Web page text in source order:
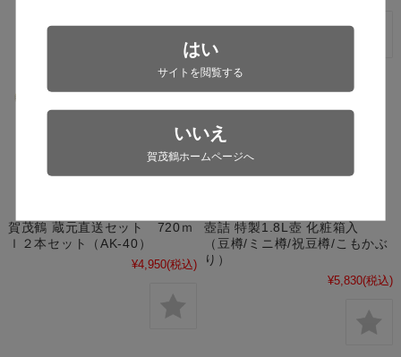
賀茂鶴 蔵元直送セット 720ｍ
ｌ２本セット（AK-40）
¥4,950(税込)
壺詰 特製1.8L壺 化粧箱入
（豆樽/ミニ樽/祝豆樽/こもかぶ
り）
¥5,830(税込)
はい
サイトを閲覧する
いいえ
賀茂鶴ホームページへ